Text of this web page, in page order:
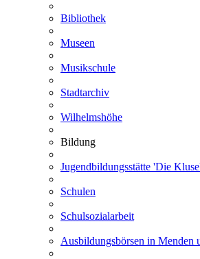
Bibliothek
Museen
Musikschule
Stadtarchiv
Wilhelmshöhe
Bildung
Jugendbildungsstätte 'Die
Schulen
Schulsozialarbeit
Ausbildungsbörsen in Menden